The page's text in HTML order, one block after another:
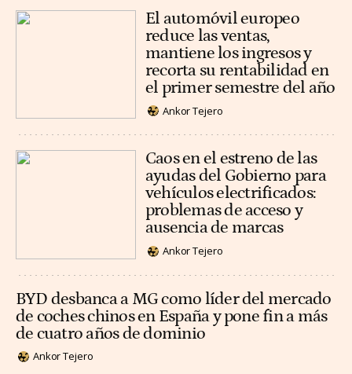
El automóvil europeo
reduce las ventas,
mantiene los ingresos y
recorta su rentabilidad en
el primer semestre del año
Ankor Tejero
Caos en el estreno de las
ayudas del Gobierno para
vehículos electrificados:
problemas de acceso y
ausencia de marcas
Ankor Tejero
BYD desbanca a MG como líder del mercado
de coches chinos en España y pone fin a más
de cuatro años de dominio
Ankor Tejero